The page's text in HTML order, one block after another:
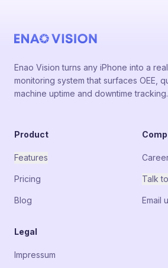
Enao Vision turns any iPhone into a
monitoring system that surfaces OEE,
machine uptime and downtime tracking.
Product
Features
Pricing
Blog
Talk
Email
Legal
Impressum